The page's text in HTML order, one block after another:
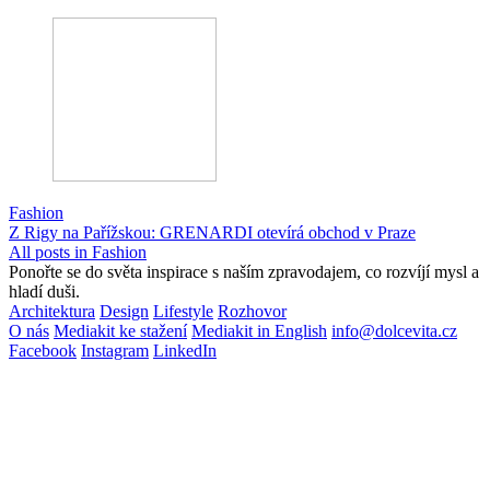
Fashion
Z Rigy na Pařížskou: GRENARDI otevírá obchod v Praze
All posts in Fashion
Ponořte se do světa inspirace s naším zpravodajem, co rozvíjí mysl a
hladí duši.
Architektura Design Lifestyle Rozhovor
O nás Mediakit ke stažení Mediakit in English info@dolcevita.cz
Facebook Instagram LinkedIn